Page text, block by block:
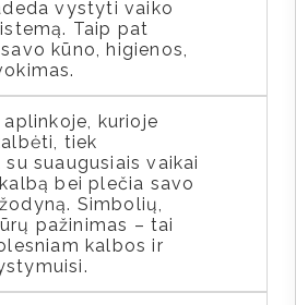
vystyti vaiko
Taip pat
kūno, higienos,
aplinkoje, kurioje
tiek
suaugusiais vaikai
bei plečia savo
Simbolių,
pažinimas – tai
kalbos ir